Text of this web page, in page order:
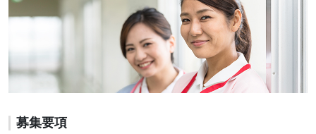
募集要項